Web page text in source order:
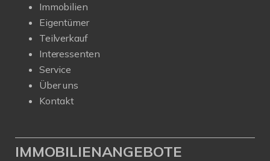
Immobilien
Eigentümer
Teilverkauf
Interessenten
Service
Über uns
Kontakt
IMMOBILIENANGEBOTE